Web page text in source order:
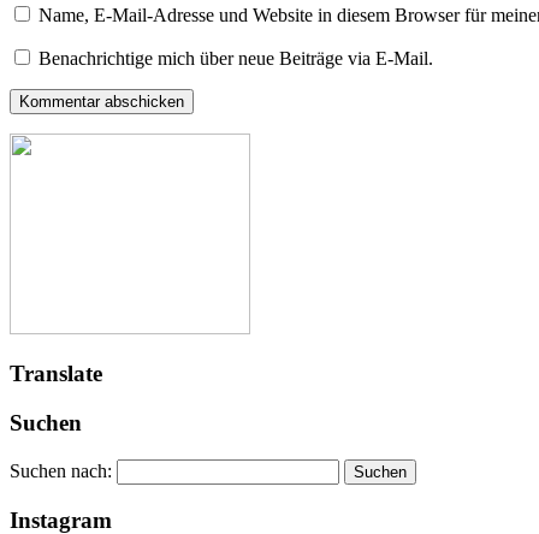
Name, E-Mail-Adresse und Website in diesem Browser für
Benachrichtige mich über neue Beiträge via E-Mail.
Translate
Suchen
Suchen nach:
Instagram